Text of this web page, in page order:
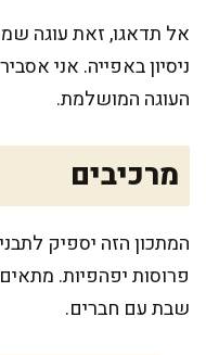
אל תדאגו, זאת עוגה
ניסיון באפייה. אני
העוגה המושלמת.
מרכיבים
פרוסות יפהפיות.
שבת עם חברים.